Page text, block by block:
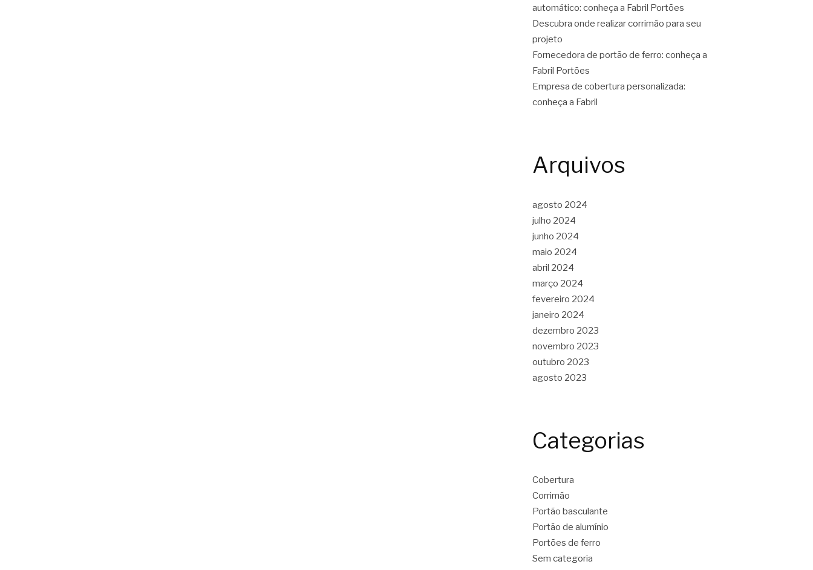
automático: conheça a Fabril Portões
Descubra onde realizar corrimão para seu
projeto
Fornecedora de portão de ferro: conheça a
Fabril Portões
Empresa de cobertura personalizada:
conheça a Fabril
Arquivos
agosto 2024
julho 2024
junho 2024
maio 2024
abril 2024
março 2024
fevereiro 2024
janeiro 2024
dezembro 2023
novembro 2023
outubro 2023
agosto 2023
Categorias
Cobertura
Corrimão
Portão basculante
Portão de alumínio
Portões de ferro
Sem categoria